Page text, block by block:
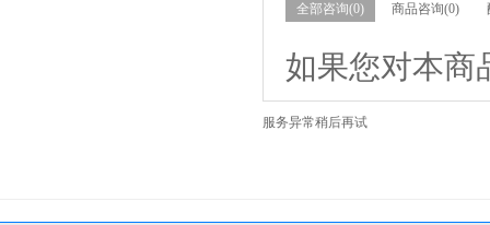
全部咨询(0) 商品咨询(0)
如果您对本商
服务异常稍后再试